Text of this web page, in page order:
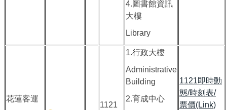
4.圖書館資訊
大樓
Library
花蓮客運
1121
1.行政大樓
Administrative
Building
2.育成中心
1121即時動
態/時刻表/
票價(Link)